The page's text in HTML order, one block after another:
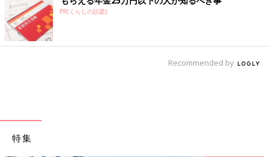
PR(くらしの話題)
Recommended by
特集